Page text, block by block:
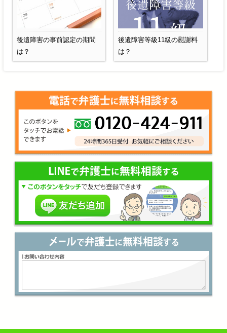
後遺障害の事前認定の期間
は？
後遺障害等級11級の慰謝料
は？